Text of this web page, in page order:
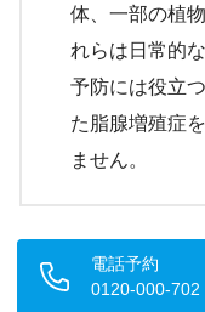
体、一部の植
れらは日常的
予防には役立
た脂腺増殖症
ません。
🏥 医療機関での処方
電話予約
0120-000-702